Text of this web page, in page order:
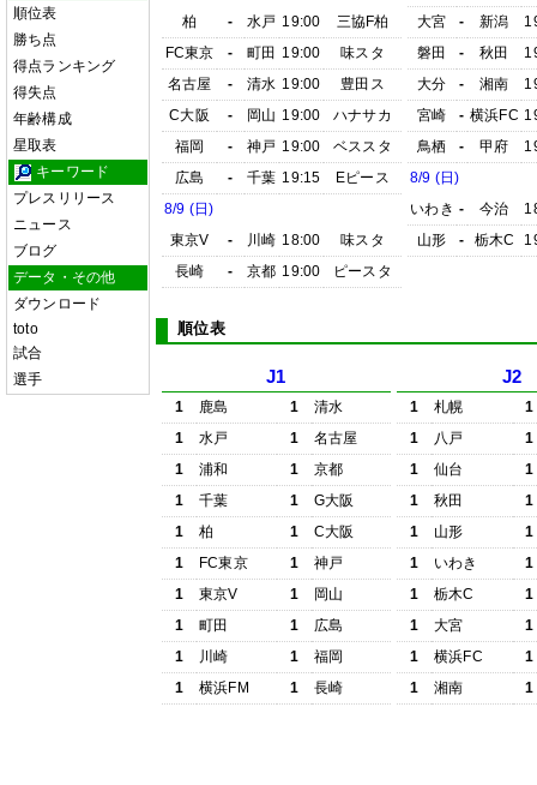
順位表
勝ち点
得点ランキング
得失点
年齢構成
星取表
キーワード
プレスリリース
ニュース
ブログ
データ・その他
ダウンロード
toto
試合
選手
柏
- 水戸 19:00
三協F柏
FC東京
- 町田 19:00
味スタ
名古屋
- 清水 19:00
豊田ス
C大阪
- 岡山 19:00
ハナサカ
福岡
- 神戸 19:00
ベススタ
広島
- 千葉 19:15
Eピース
8/9 (日)
東京V
- 川崎 18:00
味スタ
長崎
- 京都 19:00 ピースタ
大宮
- 新潟
磐田
- 秋田
大分
- 湘南
宮崎
- 横浜FC
鳥栖
- 甲府
8/9 (日)
いわき - 今治
山形
- 栃木C
順位表
J1
1 鹿島 1
清水
1
水戸 1
名古屋
1
浦和 1
京都
1
千葉 1
G大阪
1
柏 1
C大阪
1
FC東京 1
神戸
1
東京V 1
岡山
1
町田 1
広島
1
川崎 1
福岡
1
横浜FM 1 長崎
J2
1 札幌
1
1
八戸
1
1
仙台
1
1
秋田
1
1
山形
1
1
いわき
1
1
栃木C
1
1
大宮
1
1
横浜FC
1
1
湘南 1